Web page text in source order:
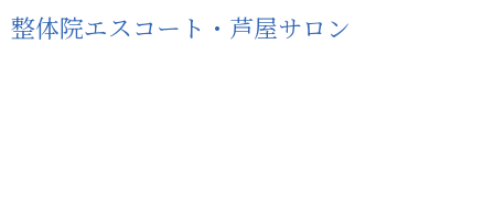
整体院エスコート・芦屋サロン